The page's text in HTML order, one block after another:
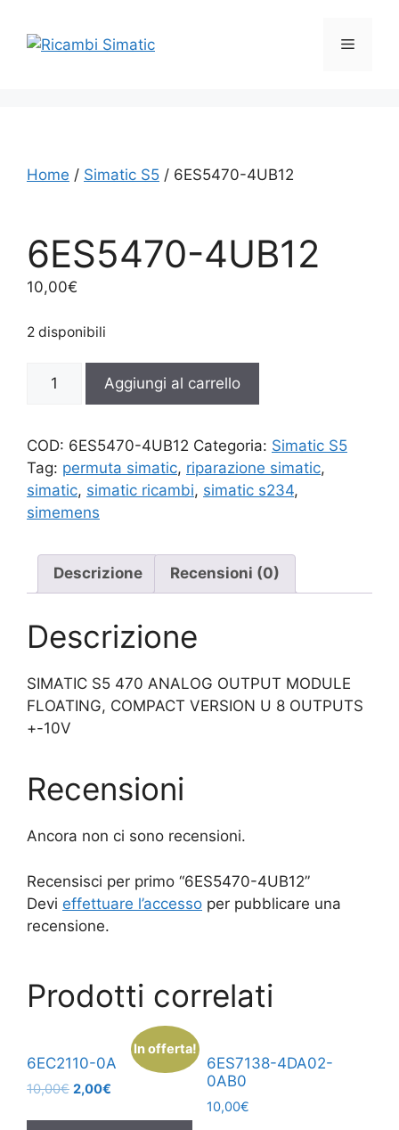
contenuto
Menu
Home / Simatic S5 / 6ES5470-4UB12
6ES5470-4UB12
10,00€
2 disponibili
4UB12
Aggiungi al carrello
COD: 6ES5470-4UB12 Categoria: Simatic S5
Tag: permuta simatic, riparazione simatic,
simatic, simatic ricambi, simatic s234,
simemens
Descrizione Recensioni (0)
Descrizione
SIMATIC S5 470 ANALOG OUTPUT MODULE
FLOATING, COMPACT VERSION U 8 OUTPUTS
+-10V
Recensioni
Ancora non ci sono recensioni.
Recensisci per primo “6ES5470-4UB12”
Devi effettuare l’accesso per pubblicare una
recensione.
Prodotti correlati
In offerta!
6EC2110-0A
10,00€ 2,00€
6ES7138-4DA02-
0AB0
10,00€